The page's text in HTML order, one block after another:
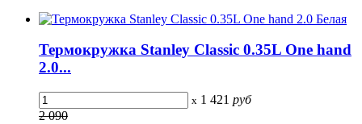
Термокружка Stanley Classic 0.35L One hand
2.0...
x 1 421 руб
2 090